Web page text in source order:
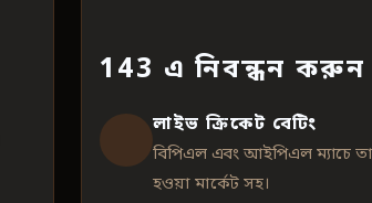
143 এ নিবন্ধন করুন
লাইভ ক্রিকেট বেটিং
বিপিএল এবং আইপিএল ম্যাচে
হওয়া মার্কেট সহ।